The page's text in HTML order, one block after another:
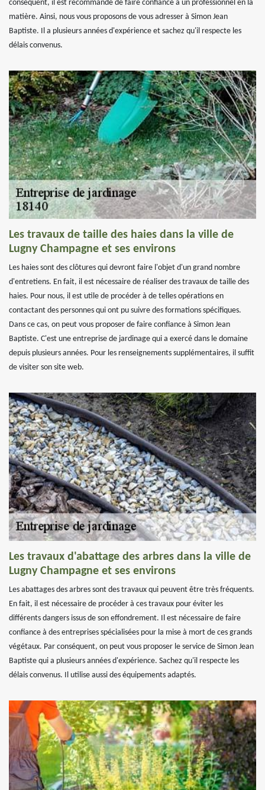
conséquent, il est recommandé de faire confiance à un professionnel en la
matière. Ainsi, nous vous proposons de vous adresser à Simon Jean
Baptiste. Il a plusieurs années d'expérience et sachez qu'il respecte les
délais convenus.
Les travaux de taille des haies dans la ville de
Lugny Champagne et ses environs
Les haies sont des clôtures qui devront faire l'objet d'un grand nombre
d'entretiens. En fait, il est nécessaire de réaliser des travaux de taille des
haies. Pour nous, il est utile de procéder à de telles opérations en
contactant des personnes qui ont pu suivre des formations spécifiques.
Dans ce cas, on peut vous proposer de faire confiance à Simon Jean
Baptiste. C'est une entreprise de jardinage qui a exercé dans le domaine
depuis plusieurs années. Pour les renseignements supplémentaires, il suffit
de visiter son site web.
Les travaux d'abattage des arbres dans la ville de
Lugny Champagne et ses environs
Les abattages des arbres sont des travaux qui peuvent être très fréquents.
En fait, il est nécessaire de procéder à ces travaux pour éviter les
différents dangers issus de son effondrement. Il est nécessaire de faire
confiance à des entreprises spécialisées pour la mise à mort de ces grands
végétaux. Par conséquent, on peut vous proposer le service de Simon Jean
Baptiste qui a plusieurs années d'expérience. Sachez qu'il respecte les
délais convenus. Il utilise aussi des équipements adaptés.